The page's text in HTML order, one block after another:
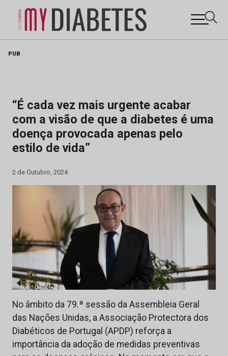
PUB
“É cada vez mais urgente acabar
com a visão de que a diabetes é uma
doença provocada apenas pelo
estilo de vida”
2 de Outubro, 2024
No âmbito da 79.ª sessão da Assembleia Geral
das Nações Unidas, a Associação Protectora dos
Diabéticos de Portugal (APDP) reforça a
importância da adoção de medidas preventivas